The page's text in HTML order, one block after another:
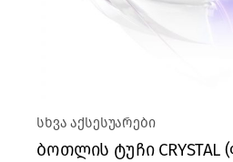
სხვა აქსესუარები
ბოთლის ტუჩი CRYSTAL